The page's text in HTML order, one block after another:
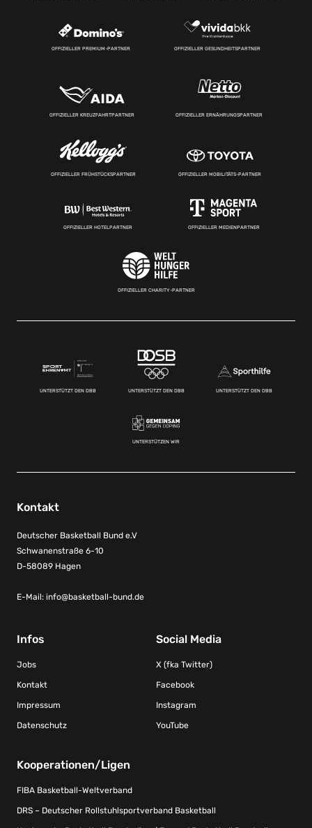
OFFIZIELLER PREMIUM-PARTNER OFFIZIELLER GESUNDHEITSPARTNER
OFFIZIELLER KREUZFAHRTPARTNER OFFIZIELLER ERNÄHRUNGSPARTNER
OFFIZIELLER FRÜHSTÜCKSPARTNER OFFIZIELLER MOBILITÄTS-PARTNER
OFFIZIELLER HOTELPARTNER OFFIZIELLER MEDIENPARTNER
OFFIZIELLER CHARITY-PARTNER
UNTERSTÜTZT DEN DBB UNTERSTÜTZT DEN DBB UNTERSTÜTZT DEN DBB
UNTERSTÜTZEN WIR
Kontakt
Deutscher Basketball Bund e.V
Schwanenstraße 6-10
D-58089 Hagen
E-Mail: info@basketball-bund.de
Infos
Jobs
Kontakt
Impressum
Datenschutz
Social Media
X (fka Twitter)
Facebook
Instagram
YouTube
Kooperationen/Ligen
FIBA Basketball-Weltverband
DRS – Deutscher Rollstuhlsportverband Basketball